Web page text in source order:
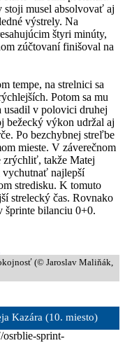
musel absolvovať aj
výstrely. Na
štyri minúty,
zúčtovaní finišoval na
tempe, na strelnici sa
Potom sa mu
v polovici druhej
bežecký výkon udržal aj
Po bezchybnej streľbe
mieste. V záverečnom
zrýchliť, takže Matej
vychutnať najlepší
stredisku. K tomuto
strelecký čas. Rovnako
šprinte bilanciu 0+0.
(© Jaroslav Maliňák,
Kazára (10. miesto)
sprint-